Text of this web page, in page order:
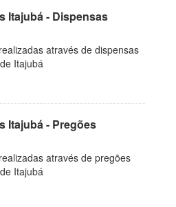
Itajubá - Dispensas
através de dispensas
Itajubá
Itajubá - Pregões
através de pregões
Itajubá